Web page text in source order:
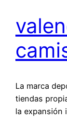
La marca
tiendas
la expansión